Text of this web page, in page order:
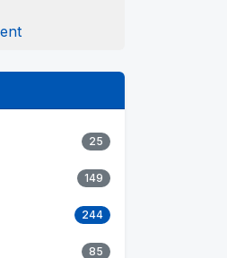
25
149
244
85